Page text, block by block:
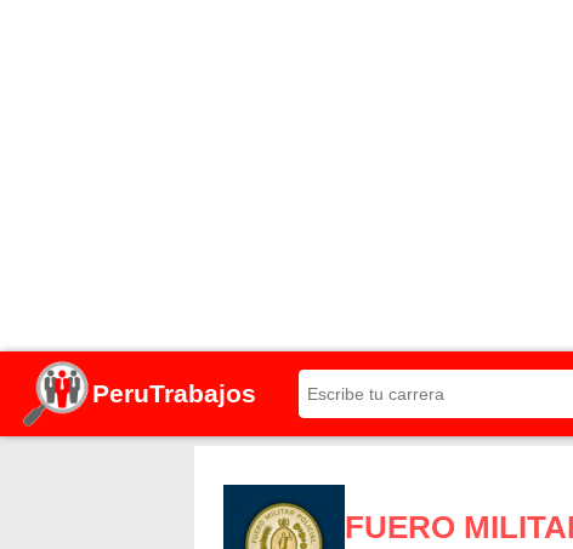
PeruTrabajos
FUERO